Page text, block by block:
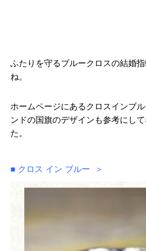
ふたりを守るブルークロスの結婚
ね。
ホームページにあるクロスインブル
ンドの国旗のデザインも参考にして
た。
■ クロス イン ブルー ＞